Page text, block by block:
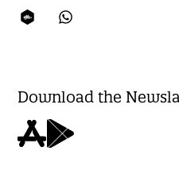
Download the